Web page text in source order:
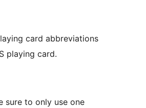
card abbreviations
playing card.
sure to only use one